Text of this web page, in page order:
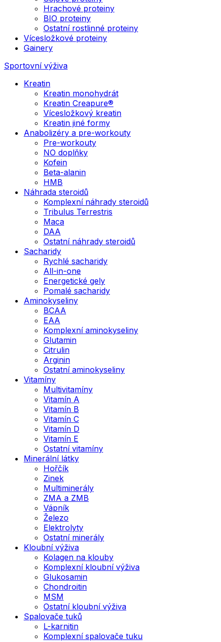
Hrachové proteiny
BIO proteiny
Ostatní rostlinné proteiny
Vícesložkové proteiny
Gainery
Sportovní výživa
Kreatin
Kreatin monohydrát
Kreatin Creapure®
Vícesložkový kreatin
Kreatin jiné formy
Anabolizéry a pre-workouty
Pre-workouty
NO doplňky
Kofein
Beta-alanin
HMB
Náhrada steroidů
Komplexní náhrady steroidů
Tribulus Terrestris
Maca
DAA
Ostatní náhrady steroidů
Sacharidy
Rychlé sacharidy
All-in-one
Energetické gely
Pomalé sacharidy
Aminokyseliny
BCAA
EAA
Komplexní aminokyseliny
Glutamin
Citrulin
Arginin
Ostatní aminokyseliny
Vitamíny
Multivitamíny
Vitamín A
Vitamín B
Vitamín C
Vitamín D
Vitamín E
Ostatní vitamíny
Minerální látky
Hořčík
Zinek
Multiminerály
ZMA a ZMB
Vápník
Železo
Elektrolyty
Ostatní minerály
Kloubní výživa
Kolagen na klouby
Komplexní kloubní výživa
Glukosamin
Chondroitin
MSM
Ostatní kloubní výživa
Spalovače tuků
L-karnitin
Komplexní spalovače tuku